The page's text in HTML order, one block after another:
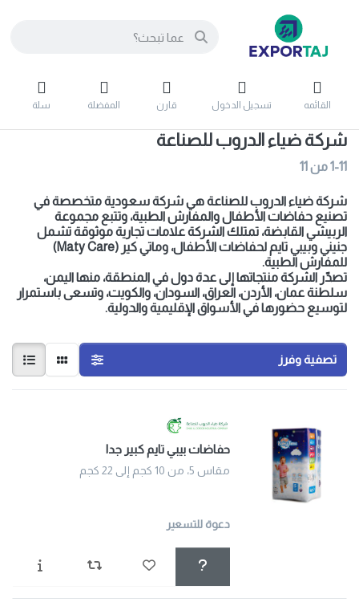
القائمه تسجيل الدخول قارن المفضلة سلة
شركة ضياء الدروب للصناعة
1-11من 11
شركة ضياء الدروب للصناعة هي شركة سعودية متخصصة في
تصنيع حفاضات الأطفال والمفارش الطبية، وتتبع مجموعة
الربيشي القابضة، تمتلك الشركة علامات تجارية موثوقة تشمل
جنيني وبيبي تايم لحفاضات الأطفال، وماتي كير (Maty Care)
للمفارش الطبية.
تصدّر الشركة منتجاتها إلى عدة دول في المنطقة، منها اليمن،
سلطنة عمان، الأردن، العراق، السودان، والكويت، وتسعى باستمرار
لتوسيع حضورها في الأسواق الإقليمية والدولية.
تصفية وفرز
حفاضات بيبي تايم كبير جدا
مقاس 5، من 10 كجم إلى 22 كجم
دعوة للتسعير